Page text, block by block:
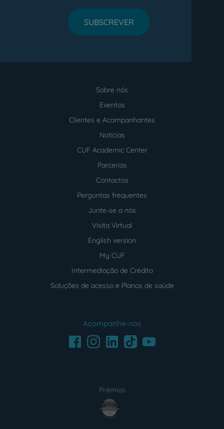
SUBSCREVER
Sobre nós
Eventos
Clientes e Acompanhantes
Notícias
CUF Academic Center
Parcerias
Contactos
Perguntas frequentes
Junte-se a nós
Visita Virtual
English version
My CUF
Intermediação de Crédito
Soluções de acesso e Planos de saúde
Acompanhe-nos
FacebookInstagramLinkedInTikTokYoutube
Prémios
award4